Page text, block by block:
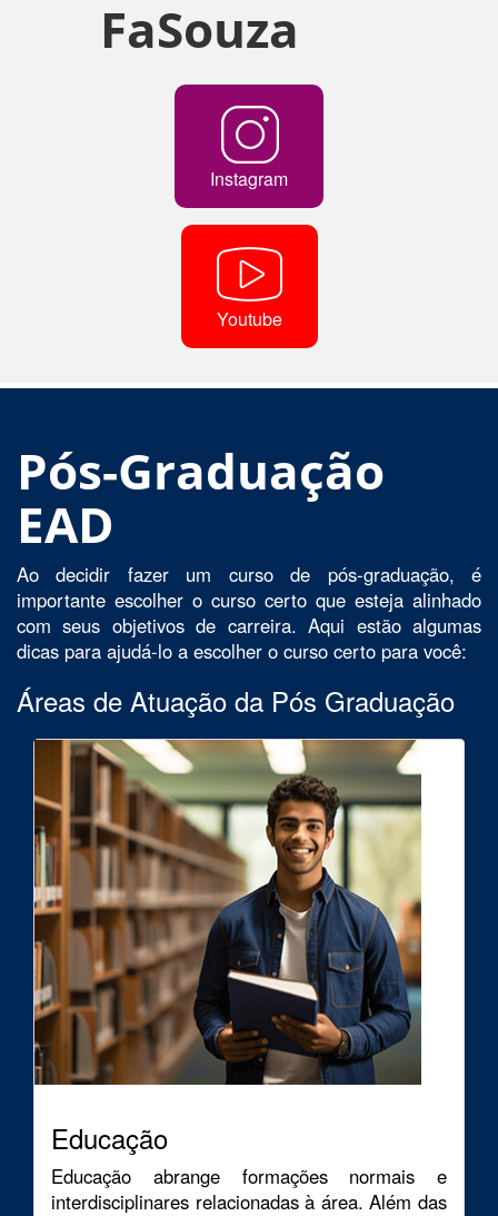
FaSouza
Instagram
Youtube
Pós-Graduação
EAD
Ao decidir fazer um curso de pós-graduação, é
importante escolher o curso certo que esteja alinhado
com seus objetivos de carreira. Aqui estão algumas
dicas para ajudá-lo a escolher o curso certo para você:
Áreas de Atuação da Pós Graduação
Educação
Educação abrange formações normais e
interdisciplinares relacionadas à área. Além das